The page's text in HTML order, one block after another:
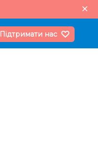
Підтримати нас